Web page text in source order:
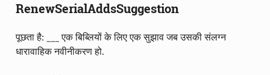
RenewSerialAddsSuggestion
पूछता है: ___ एक बिब्लियों के लिए एक सुझाव जब उसकी संलग्न
धारावाहिक नवीनीकरण हो.